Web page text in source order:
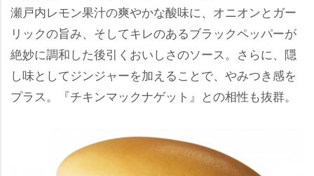
瀬戸内レモン果汁の爽やかな酸味に、オニオンとガー
リックの旨み、そしてキレのあるブラックペッパーが
絶妙に調和した後引くおいしさのソース。さらに、隠
し味としてジンジャーを加えることで、やみつき感を
プラス。『チキンマックナゲット』との相性も抜群。